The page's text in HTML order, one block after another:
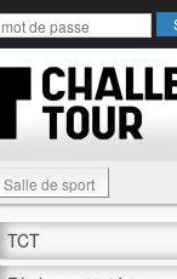
Salle de sport
TCT